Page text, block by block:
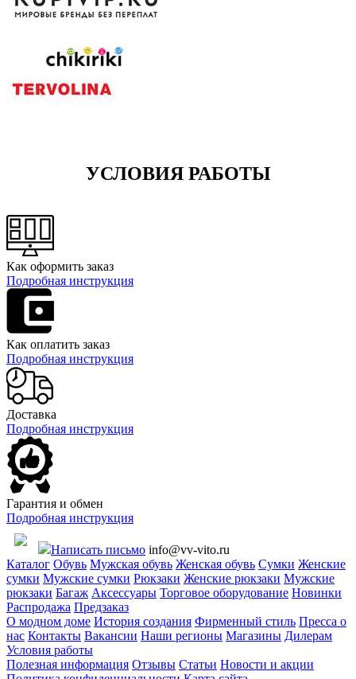
УСЛОВИЯ РАБОТЫ
Как оформить заказ
Подробная инструкция
Как оплатить заказ
Подробная инструкция
Доставка
Подробная инструкция
Гарантия и обмен
Подробная инструкция
Написать письмо info@vv-vito.ru
Каталог Обувь Мужская обувь Женская обувь Сумки Женские
сумки Мужские сумки Рюкзаки Женские рюкзаки Мужские
рюкзаки Багаж Аксессуары Торговое оборудование Новинки
Распродажа Предзаказ
О модном доме История создания Фирменный стиль Пресса о
нас Контакты Вакансии Наши регионы Магазины Дилерам
Условия работы
Полезная информация Отзывы Статьи Новости и акции